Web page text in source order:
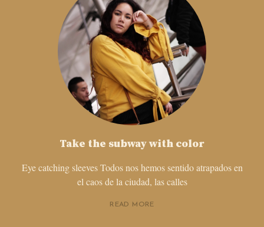
Take the subway with color
Eye catching sleeves Todos nos hemos sentido atrapados en
el caos de la ciudad, las calles
READ MORE